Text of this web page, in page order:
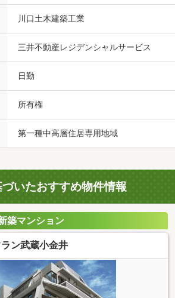
川口土木建築工業
三井不動産レジデンシャルサービス
日勤
所有権
第一種中高層住居専用地域
いたおすすめ物件情報
築マンション
ン武蔵小金井